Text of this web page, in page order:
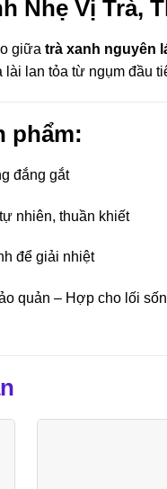
Nhẹ Vị Trà,
giữa trà xanh nguyên
lan tỏa từ ngụm đầu
phẩm:
đắng gắt
nhiên, thuần khiết
để giải nhiệt
quản – Hợp cho lối